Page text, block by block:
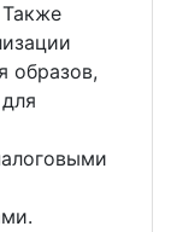
образов,